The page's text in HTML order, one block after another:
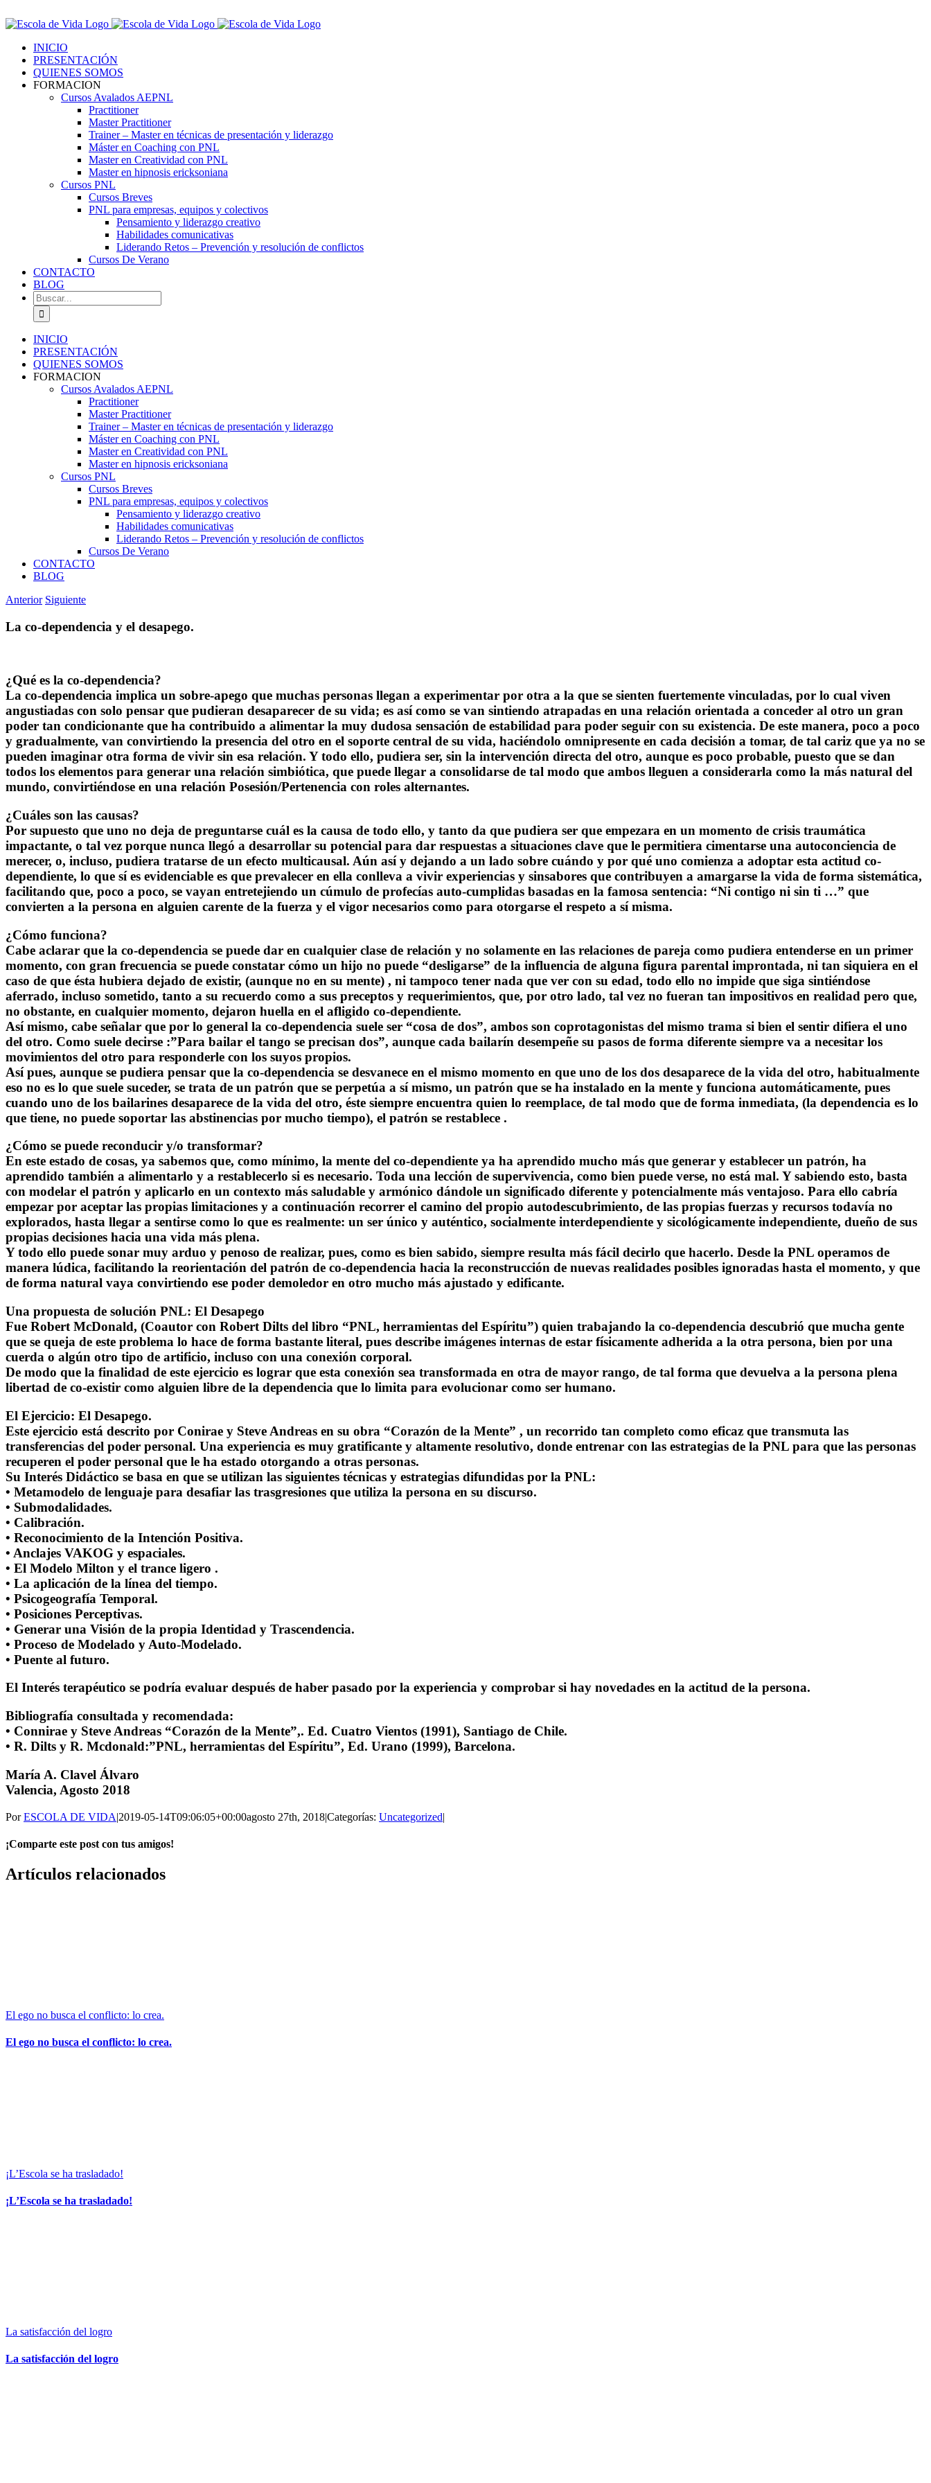
al
Facebook
Instagram
LinkedIn
INICIO
PRESENTACIÓN
QUIENES SOMOS
FORMACION
Cursos Avalados AEPNL
Practitioner
Master Practitioner
Trainer – Master en técnicas de presentación y liderazgo
Máster en Coaching con PNL
Master en Creatividad con PNL
Master en hipnosis ericksoniana
Cursos PNL
Cursos Breves
PNL para empresas, equipos y colectivos
Pensamiento y liderazgo creativo
Habilidades comunicativas
Liderando Retos – Prevención y resolución de conflictos
Cursos De Verano
CONTACTO
BLOG
Buscar:
INICIO
PRESENTACIÓN
QUIENES SOMOS
FORMACION
Cursos Avalados AEPNL
Practitioner
Master Practitioner
Trainer – Master en técnicas de presentación y liderazgo
Máster en Coaching con PNL
Master en Creatividad con PNL
Master en hipnosis ericksoniana
Cursos PNL
Cursos Breves
PNL para empresas, equipos y colectivos
Pensamiento y liderazgo creativo
Habilidades comunicativas
Liderando Retos – Prevención y resolución de conflictos
Cursos De Verano
CONTACTO
BLOG
Anterior Siguiente
La co-dependencia y el desapego.
¿Qué es la co-dependencia?
La co-dependencia implica un sobre-apego que muchas personas llegan a experimentar por otra a la que se sienten fuertemente vinculadas, por lo cual viven
angustiadas con solo pensar que pudieran desaparecer de su vida; es así como se van sintiendo atrapadas en una relación orientada a conceder al otro un gran
poder tan condicionante que ha contribuido a alimentar la muy dudosa sensación de estabilidad para poder seguir con su existencia. De este manera, poco a poco
y gradualmente, van convirtiendo la presencia del otro en el soporte central de su vida, haciéndolo omnipresente en cada decisión a tomar, de tal cariz que ya no se
pueden imaginar otra forma de vivir sin esa relación. Y todo ello, pudiera ser, sin la intervención directa del otro, aunque es poco probable, puesto que se dan
todos los elementos para generar una relación simbiótica, que puede llegar a consolidarse de tal modo que ambos lleguen a considerarla como la más natural del
mundo, convirtiéndose en una relación Posesión/Pertenencia con roles alternantes.
¿Cuáles son las causas?
Por supuesto que uno no deja de preguntarse cuál es la causa de todo ello, y tanto da que pudiera ser que empezara en un momento de crisis traumática
impactante, o tal vez porque nunca llegó a desarrollar su potencial para dar respuestas a situaciones clave que le permitiera cimentarse una autoconciencia de
merecer, o, incluso, pudiera tratarse de un efecto multicausal. Aún así y dejando a un lado sobre cuándo y por qué uno comienza a adoptar esta actitud co-
dependiente, lo que sí es evidenciable es que prevalecer en ella conlleva a vivir experiencias y sinsabores que contribuyen a amargarse la vida de forma sistemática,
facilitando que, poco a poco, se vayan entretejiendo un cúmulo de profecías auto-cumplidas basadas en la famosa sentencia: “Ni contigo ni sin ti …” que
convierten a la persona en alguien carente de la fuerza y el vigor necesarios como para otorgarse el respeto a sí misma.
¿Cómo funciona?
Cabe aclarar que la co-dependencia se puede dar en cualquier clase de relación y no solamente en las relaciones de pareja como pudiera entenderse en un primer
momento, con gran frecuencia se puede constatar cómo un hijo no puede “desligarse” de la influencia de alguna figura parental improntada, ni tan siquiera en el
caso de que ésta hubiera dejado de existir, (aunque no en su mente) , ni tampoco tener nada que ver con su edad, todo ello no impide que siga sintiéndose
aferrado, incluso sometido, tanto a su recuerdo como a sus preceptos y requerimientos, que, por otro lado, tal vez no fueran tan impositivos en realidad pero que,
no obstante, en cualquier momento, dejaron huella en el afligido co-dependiente.
Así mismo, cabe señalar que por lo general la co-dependencia suele ser “cosa de dos”, ambos son coprotagonistas del mismo trama si bien el sentir difiera el uno
del otro. Como suele decirse :”Para bailar el tango se precisan dos”, aunque cada bailarín desempeñe su pasos de forma diferente siempre va a necesitar los
movimientos del otro para responderle con los suyos propios.
Así pues, aunque se pudiera pensar que la co-dependencia se desvanece en el mismo momento en que uno de los dos desaparece de la vida del otro, habitualmente
eso no es lo que suele suceder, se trata de un patrón que se perpetúa a sí mismo, un patrón que se ha instalado en la mente y funciona automáticamente, pues
cuando uno de los bailarines desaparece de la vida del otro, éste siempre encuentra quien lo reemplace, de tal modo que de forma inmediata, (la dependencia es lo
que tiene, no puede soportar las abstinencias por mucho tiempo), el patrón se restablece .
¿Cómo se puede reconducir y/o transformar?
En este estado de cosas, ya sabemos que, como mínimo, la mente del co-dependiente ya ha aprendido mucho más que generar y establecer un patrón, ha
aprendido también a alimentarlo y a restablecerlo si es necesario. Toda una lección de supervivencia, como bien puede verse, no está mal. Y sabiendo esto, basta
con modelar el patrón y aplicarlo en un contexto más saludable y armónico dándole un significado diferente y potencialmente más ventajoso. Para ello cabría
empezar por aceptar las propias limitaciones y a continuación recorrer el camino del propio autodescubrimiento, de las propias fuerzas y recursos todavía no
explorados, hasta llegar a sentirse como lo que es realmente: un ser único y auténtico, socialmente interdependiente y sicológicamente independiente, dueño de sus
propias decisiones hacia una vida más plena.
Y todo ello puede sonar muy arduo y penoso de realizar, pues, como es bien sabido, siempre resulta más fácil decirlo que hacerlo. Desde la PNL operamos de
manera lúdica, facilitando la reorientación del patrón de co-dependencia hacia la reconstrucción de nuevas realidades posibles ignoradas hasta el momento, y que
de forma natural vaya convirtiendo ese poder demoledor en otro mucho más ajustado y edificante.
Una propuesta de solución PNL: El Desapego
Fue Robert McDonald, (Coautor con Robert Dilts del libro “PNL, herramientas del Espíritu”) quien trabajando la co-dependencia descubrió que mucha gente
que se queja de este problema lo hace de forma bastante literal, pues describe imágenes internas de estar físicamente adherida a la otra persona, bien por una
cuerda o algún otro tipo de artificio, incluso con una conexión corporal.
De modo que la finalidad de este ejercicio es lograr que esta conexión sea transformada en otra de mayor rango, de tal forma que devuelva a la persona plena
libertad de co-existir como alguien libre de la dependencia que lo limita para evolucionar como ser humano.
El Ejercicio: El Desapego.
Este ejercicio está descrito por Conirae y Steve Andreas en su obra “Corazón de la Mente” , un recorrido tan completo como eficaz que transmuta las
transferencias del poder personal. Una experiencia es muy gratificante y altamente resolutivo, donde entrenar con las estrategias de la PNL para que las personas
recuperen el poder personal que le ha estado otorgando a otras personas.
Su Interés Didáctico se basa en que se utilizan las siguientes técnicas y estrategias difundidas por la PNL:
• Metamodelo de lenguaje para desafiar las trasgresiones que utiliza la persona en su discurso.
• Submodalidades.
• Calibración.
• Reconocimiento de la Intención Positiva.
• Anclajes VAKOG y espaciales.
• El Modelo Milton y el trance ligero .
• La aplicación de la línea del tiempo.
• Psicogeografía Temporal.
• Posiciones Perceptivas.
• Generar una Visión de la propia Identidad y Trascendencia.
• Proceso de Modelado y Auto-Modelado.
• Puente al futuro.
El Interés terapéutico se podría evaluar después de haber pasado por la experiencia y comprobar si hay novedades en la actitud de la persona.
Bibliografía consultada y recomendada:
• Connirae y Steve Andreas “Corazón de la Mente”,. Ed. Cuatro Vientos (1991), Santiago de Chile.
• R. Dilts y R. Mcdonald:”PNL, herramientas del Espíritu”, Ed. Urano (1999), Barcelona.
María A. Clavel Álvaro
Valencia, Agosto 2018
PorESCOLA DE VIDA|2019-05-14T09:06:05+00:00agosto 27th, 2018|Categorías: Uncategorized|
¡Comparte este post con tus amigos!
Facebook
X
WhatsApp
Correo
electrónico
Artículos relacionados
El ego no busca el conflicto: lo crea.
El ego no busca el conflicto: lo crea.
¡L’Escola se ha trasladado!
¡L’Escola se ha trasladado!
La satisfacción del logro
La satisfacción del logro